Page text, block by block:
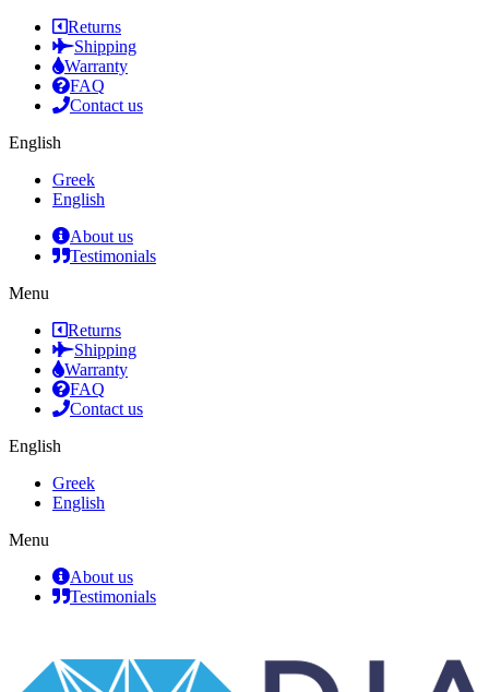
Returns
Shipping
Warranty
FAQ
Contact us
English
Greek
English
About us
Testimonials
Menu
Returns
Shipping
Warranty
FAQ
Contact us
English
Greek
English
Menu
About us
Testimonials